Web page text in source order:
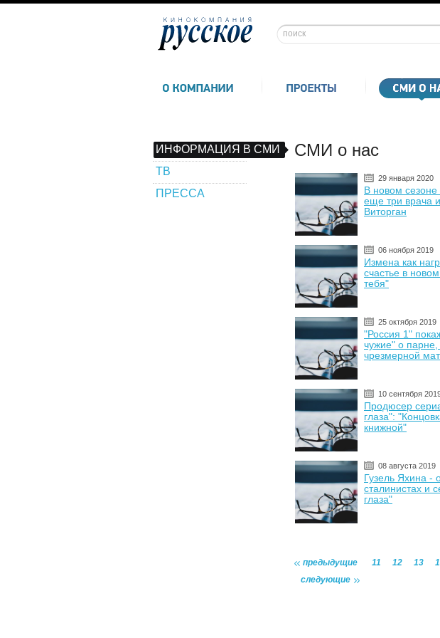
ИНФОРМАЦИЯ В СМИ
ТВ
ПРЕССА
СМИ о нас
29 января 2020
В новом сезоне
еще три врача
Виторган
06 ноября 2019
Измена как
счастье в
тебя"
25 октября 2019
"Россия 1"
чужие" о
чрезмерной
10 сентября
Продюсер
глаза":
книжной"
08 августа 2019
Гузель Яхина -
сталинистах и
глаза"
предыдущие 11 12 13
следующие